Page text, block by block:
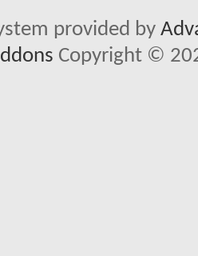
provided by
Copyright ©